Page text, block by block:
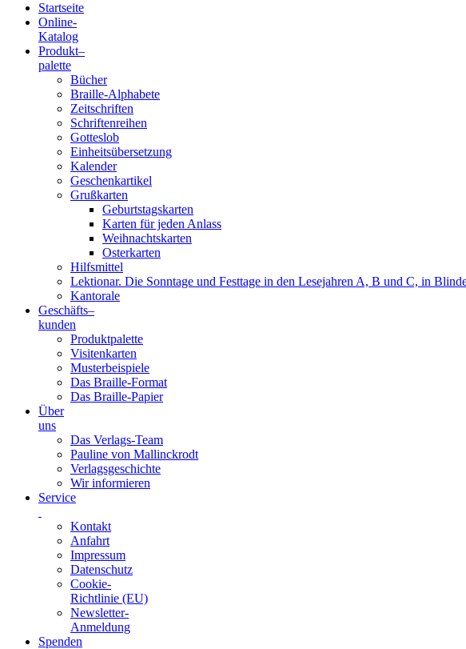
Blindenschrift-
Verlag
Druckerei
gGmbH
Startseite
Online-
Katalog
Produkt–
palette
Bücher
Braille-Alphabete
Zeitschriften
Schriftenreihen
Gotteslob
Einheitsübersetzung
Kalender
Geschenkartikel
Grußkarten
Geburtstagskarten
Karten für jeden Anlass
Weihnachtskarten
Osterkarten
Hilfsmittel
Lektionar. Die Sonntage und Festtage in den Lesejahren A, B und C, in
Kantorale
Geschäfts­–
kunden
Produktpalette
Visitenkarten
Musterbeispiele
Das Braille-Format
Das Braille-Papier
Über
uns
Das Verlags-Team
Pauline von Mallinckrodt
Verlagsgeschichte
Wir informieren
Service
Kontakt
Anfahrt
Impressum
Datenschutz
Cookie-
Richtlinie (EU)
Newsletter-
Anmeldung
Spenden